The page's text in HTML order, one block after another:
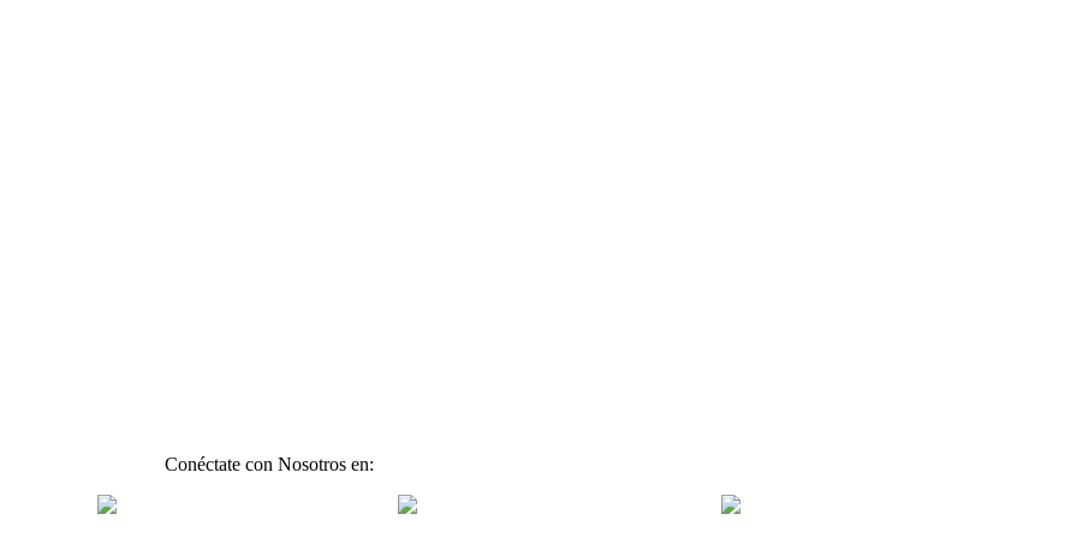
Conéctate con Nosotros en: